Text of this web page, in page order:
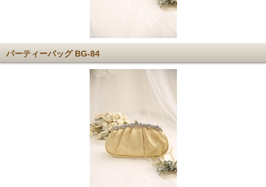
パーティーバッグ BG-84